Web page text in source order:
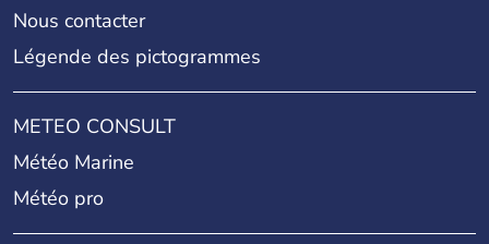
Nous contacter
Légende des pictogrammes
METEO CONSULT
Météo Marine
Météo pro